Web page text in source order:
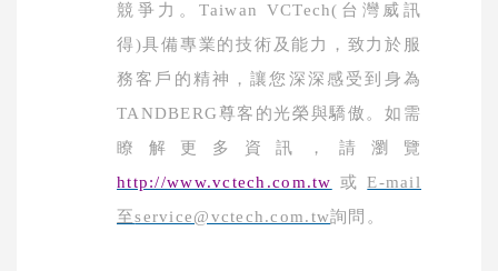
競爭力。Taiwan VCTech( 台灣威訊
得)具備專業的技術及能力，致力於服
務客戶的精神，讓您深深感受到身為
TANDBERG尊客的光榮與驕傲。如需
瞭解更多資訊，請瀏覽
http://www.vctech.com.tw 或
E-mail
至service@vctech.com.tw詢問。